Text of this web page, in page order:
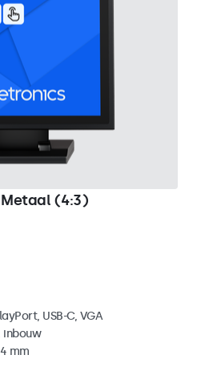
Metaal (4:3)
USB-C, VGA
inbouw
mm